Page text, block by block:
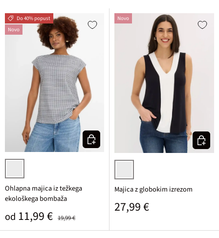
Do 40% popust
Novo
črna karirasta
Ohlapna majica iz težkega
ekološkega bombaža
Prodajna cena
od 11,99 € 19,99 €
Izberi varianto
Novo
črna/bela
Majica z globokim izrezom
Običajna cena
27,99 €
Izberi